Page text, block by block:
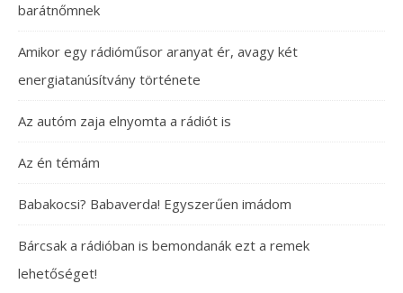
barátnőmnek
Amikor egy rádióműsor aranyat ér, avagy két
energiatanúsítvány története
Az autóm zaja elnyomta a rádiót is
Az én témám
Babakocsi? Babaverda! Egyszerűen imádom
Bárcsak a rádióban is bemondanák ezt a remek
lehetőséget!